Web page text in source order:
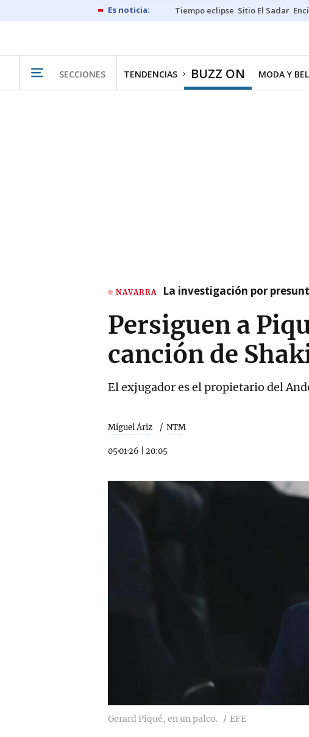
Tiempo eclipse Sitio El Sadar
SECCIONES TENDENCIAS BUZZ ON MODA Y
NAVARRA La investigación por
Persiguen a
canción de
El exjugador es el propietario del
Miguel Áriz NTM
05·01·26 20:05
Gerard Piqué, en un palco. EFE